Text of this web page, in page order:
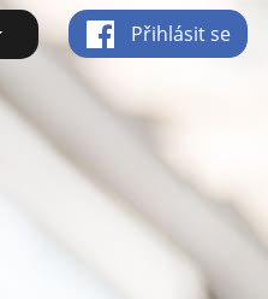
Přihlásit se